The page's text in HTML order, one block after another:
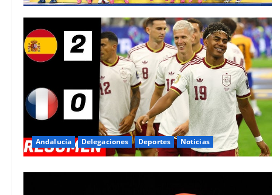
Andalucía Delegaciones Deportes Noticias